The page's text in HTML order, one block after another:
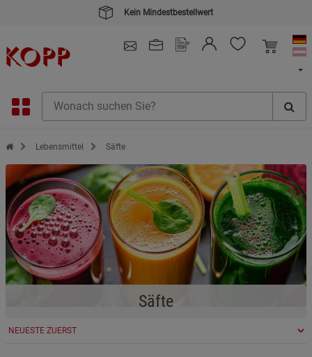
Kein Mindestbestellwert
Zur Startseite des Kopp Verlag Online-Shop
Lebensmittel Säfte
Säfte